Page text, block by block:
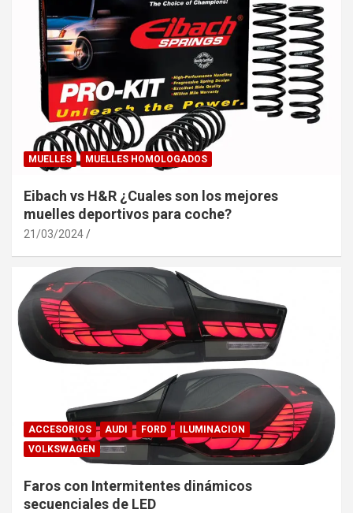
MUELLES MUELLES HOMOLOGADOS
Eibach vs H&R ¿Cuales son los mejores
muelles deportivos para coche?
21/03/2024
ACCESORIOS AUDI FORD
ILUMINACION
VOLKSWAGEN
Faros con Intermitentes dinámicos
secuenciales de LED